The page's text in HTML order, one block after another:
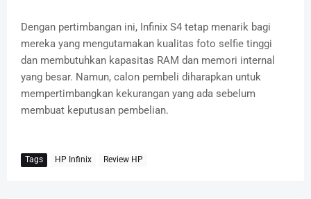
Dengan pertimbangan ini, Infinix S4 tetap menarik bagi
mereka yang mengutamakan kualitas foto selfie tinggi
dan membutuhkan kapasitas RAM dan memori internal
yang besar. Namun, calon pembeli diharapkan untuk
mempertimbangkan kekurangan yang ada sebelum
membuat keputusan pembelian.
Tags HP Infinix Review HP